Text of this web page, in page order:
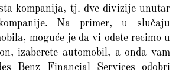
kompanija, tj. dve divizije unutar
Na primer, u slučaju
moguće je da vi odete recimo u
izaberete automobil, a onda vam
Benz Financial Services odobri